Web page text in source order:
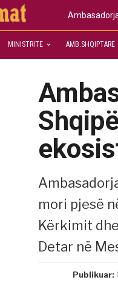
MINISTRITE AMB.SHQIPTARE
mori pjesë
Kërkimit
Detar në
Publikuar: